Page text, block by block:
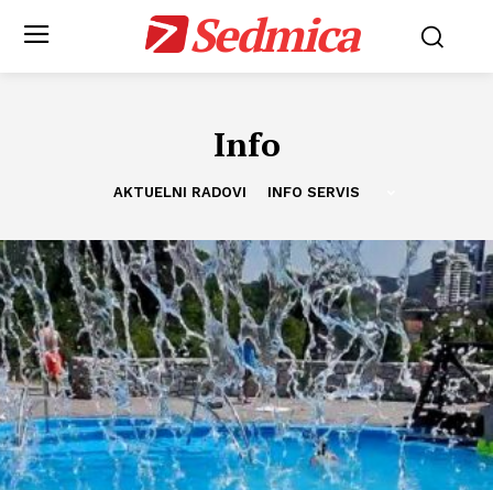
Sedmica
Info
AKTUELNI RADOVI INFO SERVIS